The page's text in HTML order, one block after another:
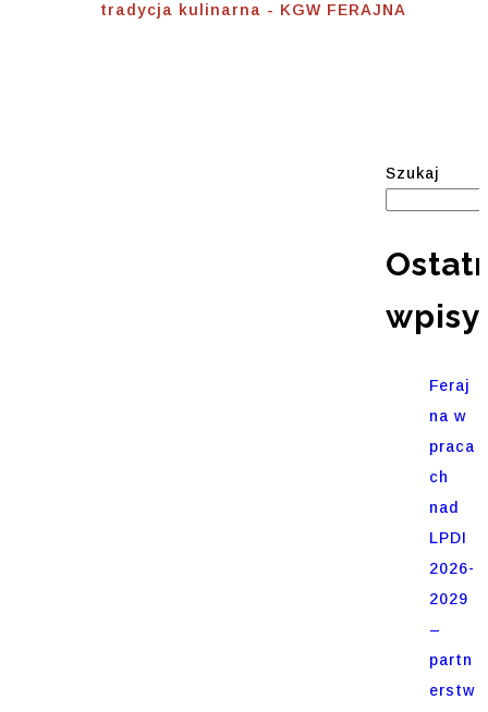
tradycja kulinarna - KGW FERAJNA
Szukaj
wpisy
Feraj
na w
praca
ch
nad
LPDI
2026-
2029
–
partn
erstw